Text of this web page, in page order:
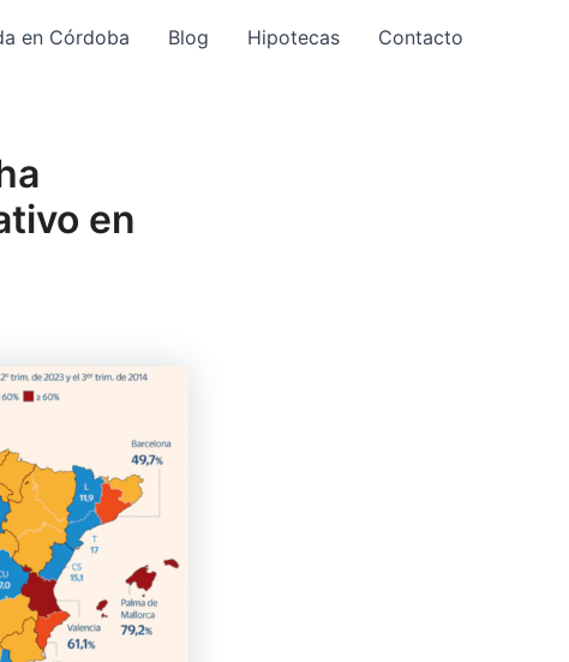
en Córdoba Blog Hipotecas Contacto
en